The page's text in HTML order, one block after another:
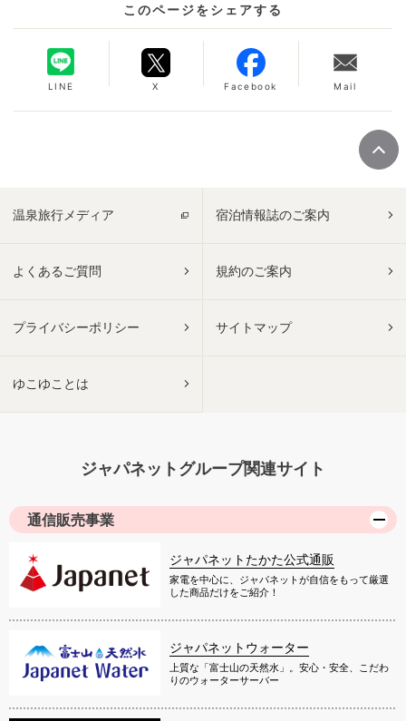
このページをシェアする
LINE X Facebook Mail
温泉旅行メディア 宿泊情報誌のご案内
よくあるご質問 規約のご案内
プライバシーポリシー サイトマップ
ゆこゆことは
ジャパネットグループ関連サイト
通信販売事業
ジャパネットたかた公式通販
家電を中心に、ジャパネットが自信をもって厳選
した商品だけをご紹介！
ジャパネットウォーター
上質な「富士山の天然水」。安心・安全、こだわ
りのウォーターサーバー